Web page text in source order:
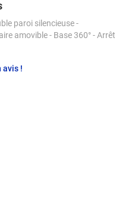
paroi silencieuse -
amovible - Base 360° - Arrêt
avis !